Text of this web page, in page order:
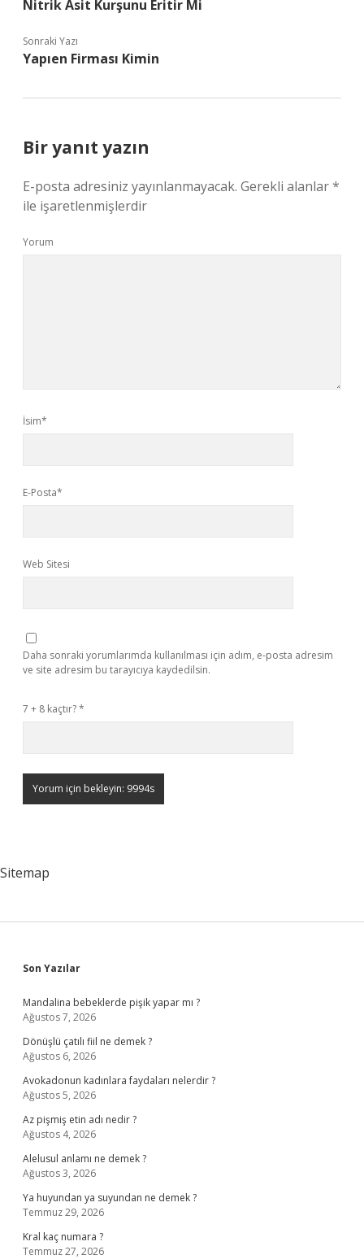
Nitrik Asit Kurşunu Eritir Mi
Sonraki Yazı
Yapıen Firması Kimin
Bir yanıt yazın
E-posta adresiniz yayınlanmayacak. Gerekli alanlar*
ile işaretlenmişlerdir
Yorum
İsim*
E-Posta*
Web Sitesi
Daha sonraki yorumlarımda kullanılması için adım, e-posta adresim
ve site adresim bu tarayıcıya kaydedilsin.
7 + 8 kaçtır?*
Sitemap
Sidebar
Son Yazılar
Mandalina bebeklerde pişik yapar mı ?
Ağustos 7, 2026
Dönüşlü çatılı fiil ne demek ?
Ağustos 6, 2026
Avokadonun kadınlara faydaları nelerdir ?
Ağustos 5, 2026
Az pişmiş etin adı nedir ?
Ağustos 4, 2026
Alelusul anlamı ne demek ?
Ağustos 3, 2026
Ya huyundan ya suyundan ne demek ?
Temmuz 29, 2026
Kral kaç numara ?
Temmuz 27, 2026